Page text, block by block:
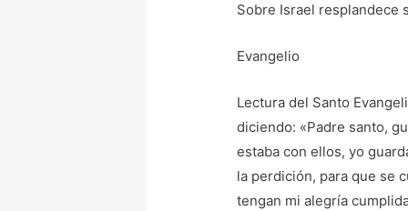
Sobre Israel resplandece
Evangelio
Lectura del Santo
diciendo: «Padre santo,
estaba con ellos, yo
la perdición, para que se
tengan mi alegría